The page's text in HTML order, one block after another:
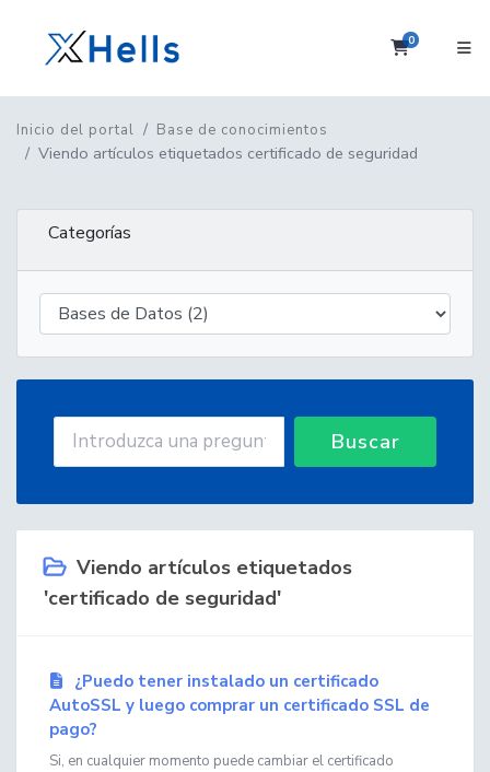
0Carrito
Inicio del portal Base de conocimientos
Viendo artículos etiquetados certificado de seguridad
Categorías
Buscar
Viendo artículos etiquetados
'certificado de seguridad'
¿Puedo tener instalado un certificado
AutoSSL y luego comprar un certificado SSL de
pago?
Si, en cualquier momento puede cambiar el certificado